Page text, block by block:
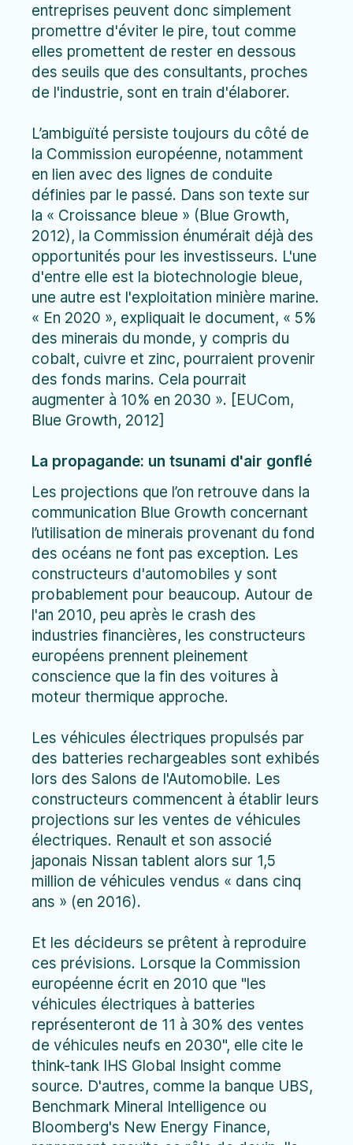
entreprises peuvent donc simplement
promettre d'éviter le pire, tout comme
elles promettent de rester en dessous
des seuils que des consultants, proches
de l'industrie, sont en train d'élaborer.
L’ambiguïté persiste toujours du côté de
la Commission européenne, notamment
en lien avec des lignes de conduite
définies par le passé. Dans son texte sur
la « Croissance bleue » (Blue Growth,
2012), la Commission énumérait déjà des
opportunités pour les investisseurs. L'une
d'entre elle est la biotechnologie bleue,
une autre est l'exploitation minière marine.
« En 2020 », expliquait le document, « 5%
des minerais du monde, y compris du
cobalt, cuivre et zinc, pourraient provenir
des fonds marins. Cela pourrait
augmenter à 10% en 2030 ». [EUCom,
Blue Growth, 2012]
La propagande: un tsunami d'air gonflé
Les projections que l’on retrouve dans la
communication Blue Growth concernant
l’utilisation de minerais provenant du fond
des océans ne font pas exception. Les
constructeurs d'automobiles y sont
probablement pour beaucoup. Autour de
l'an 2010, peu après le crash des
industries financières, les constructeurs
européens prennent pleinement
conscience que la fin des voitures à
moteur thermique approche.
Les véhicules électriques propulsés par
des batteries rechargeables sont exhibés
lors des Salons de l'Automobile. Les
constructeurs commencent à établir leurs
projections sur les ventes de véhicules
électriques. Renault et son associé
japonais Nissan tablent alors sur 1,5
million de véhicules vendus « dans cinq
ans » (en 2016).
Et les décideurs se prêtent à reproduire
ces prévisions. Lorsque la Commission
européenne écrit en 2010 que "les
véhicules électriques à batteries
représenteront de 11 à 30% des ventes
de véhicules neufs en 2030", elle cite le
think-tank IHS Global Insight comme
source. D'autres, comme la banque UBS,
Benchmark Mineral Intelligence ou
Bloomberg's New Energy Finance,